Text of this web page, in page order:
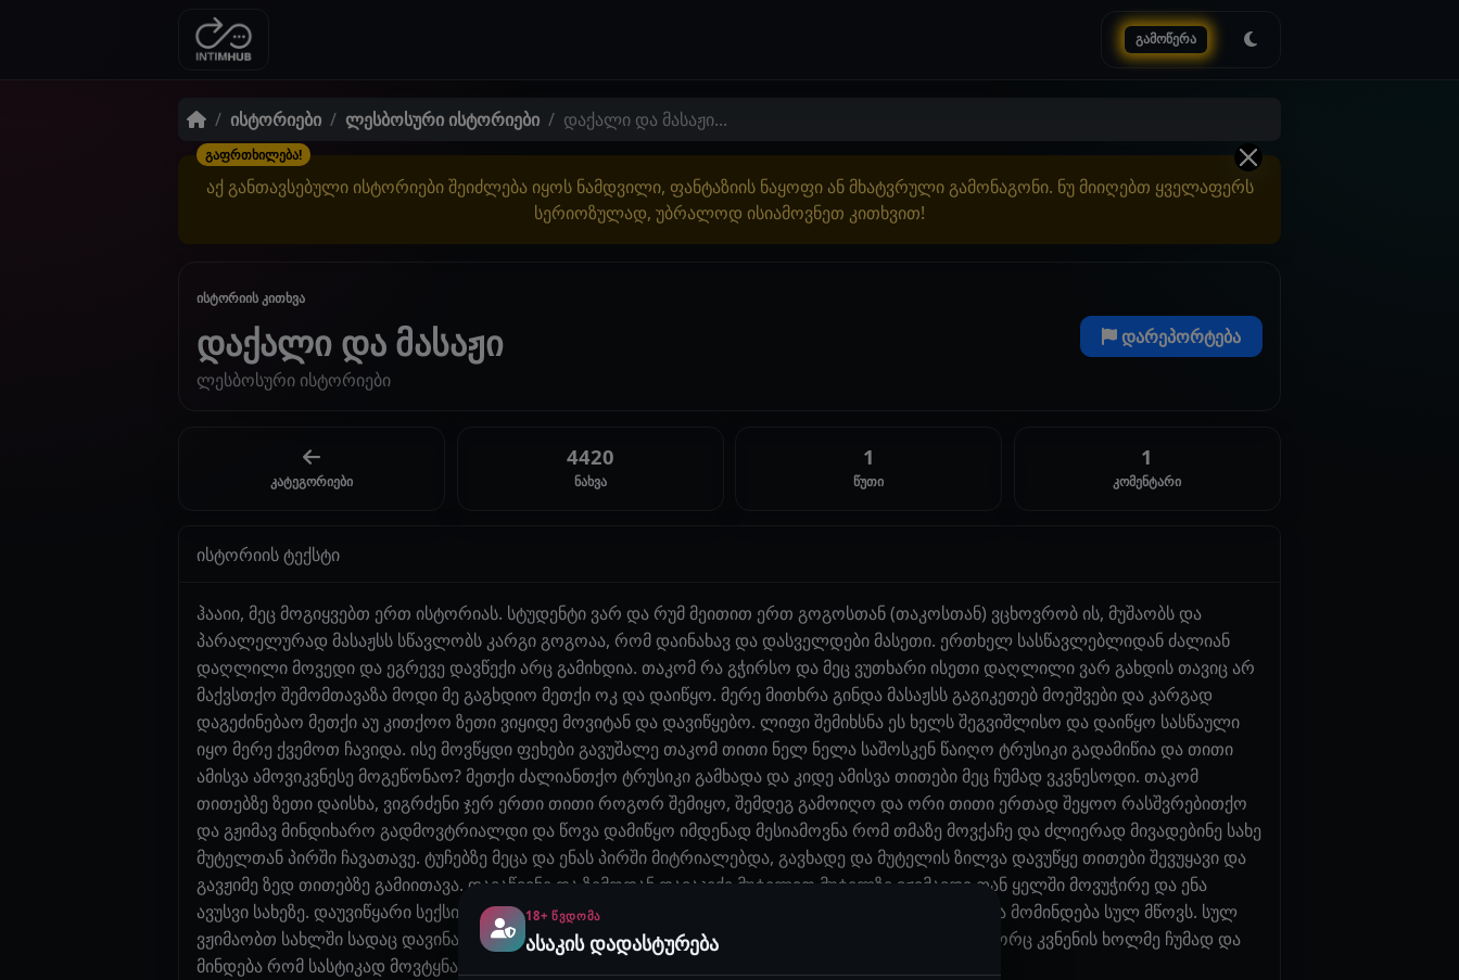
გამოწერა
ისტორიები ლესბოსური ისტორიები დაქალი და მასაჟი...
გაფრთხილება!
აქ განთავსებული ისტორიები შეიძლება იყოს ნამდვილი, ფანტაზიის ნაყოფი ან მხატვრული გამონაგონი. ნუ მიიღებთ ყველაფერს
სერიოზულად, უბრალოდ ისიამოვნეთ კითხვით!
ისტორიის კითხვა
დაქალი და მასაჟი
ლესბოსური ისტორიები
დარეპორტება
კატეგორიები
4420
ნახვა
1
წუთი
1
კომენტარი
ისტორიის ტექსტი
ჰააიი, მეც მოგიყვებთ ერთ ისტორიას. სტუდენტი ვარ და რუმ მეითით ერთ გოგოსთან (თაკოსთან) ვცხოვრობ ის, მუშაობს და
პარალელურად მასაჟსს სწავლობს კარგი გოგოაა, რომ დაინახავ და დასველდები მასეთი. ერთხელ სასწავლებლიდან ძალიან
დაღლილი მოვედი და ეგრევე დავწექი არც გამიხდია. თაკომ რა გჭირსო და მეც ვუთხარი ისეთი დაღლილი ვარ გახდის თავიც არ
მაქვსთქო შემომთავაზა მოდი მე გაგხდიო მეთქი ოკ და დაიწყო. მერე მითხრა გინდა მასაჟსს გაგიკეთებ მოეშვები და კარგად
დაგეძინებაო მეთქი აუ კითქოო ზეთი ვიყიდე მოვიტან და დავიწყებო. ლიფი შემიხსნა ეს ხელს შეგვიშლისო და დაიწყო სასწაული
იყო მერე ქვემოთ ჩავიდა. ისე მოვწყდი ფეხები გავუშალე თაკომ თითი ნელ ნელა საშოსკენ წაიღო ტრუსიკი გადამიწია და თითი
ამისვა ამოვიკვნესე მოგეწონაო? მეთქი ძალიანთქო ტრუსიკი გამხადა და კიდე ამისვა თითები მეც ჩუმად ვკვნესოდი. თაკომ
თითებზე ზეთი დაისხა, ვიგრძენი ჯერ ერთი თითი როგორ შემიყო, შემდეგ გამოიღო და ორი თითი ერთად შეყოო რასშვრებითქო
და გჟიმავ მინდიხარო გადმოვტრიალდი და წოვა დამიწყო იმდენად მესიამოვნა რომ თმაზე მოვქაჩე და ძლიერად მივადებინე სახე
მუტელთან პირში ჩავათავე. ტუჩებზე მეცა და ენას პირში მიტრიალებდა, გავხადე და მუტელის ზილვა დავუწყე თითები შევუყავი და
გავჟიმე ზედ თითებზე გამიითავა. დავაწვინე და ზემოდან დავაჯექი მუტელით მუტელზე ვჟიმავდი თან ყელში მოვუჭირე და ენა
ავუსვი სახეზე. დაუვიწყარი სექსი გვქონდა. მერე სახეზე დავაჯექი და კიდე მოვაწოვე. მის მერე როცა მომინდება სულ მწოვს. სულ
ვჟიმაობთ სახლში სადაც დავინახავ დამდგარს მივდივარ და თითებს ვუყოფ შიგნით მაგიჟებს როგორც კვნენის ხოლმე ჩუმად და
მინდება რომ სასტიკად მოვტყნა, ახლა ვფიქრობ ხელოვნური ყლე ვიყიდო და ის შევუდო.
18+ ᲬᲕᲓᲝᲛᲐ
ასაკის დადასტურება